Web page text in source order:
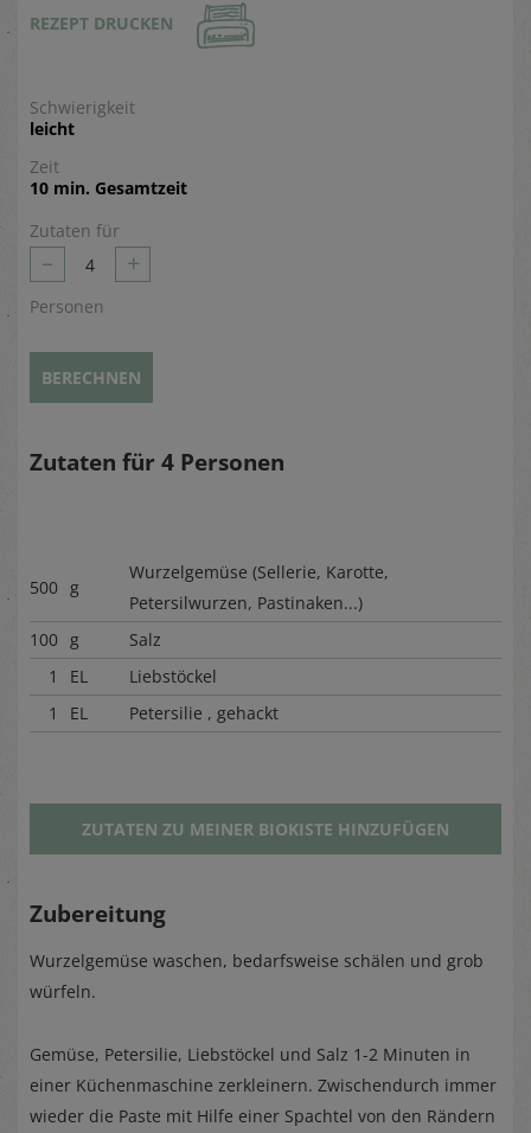
REZEPT DRUCKEN
Schwierigkeit
leicht
Zeit
10 min. Gesamtzeit
Zutaten für
– 4 +
Personen
BERECHNEN
Zutaten für 4 Personen
500 g
Wurzelgemüse (Sellerie, Karotte,
Petersilwurzen, Pastinaken...)
100 g
Salz
1
EL
Liebstöckel
1
EL Petersilie , gehackt
ZUTATEN ZU MEINER BIOKISTE HINZUFÜGEN
Zubereitung
Wurzelgemüse waschen, bedarfsweise schälen und grob
würfeln.
Gemüse, Petersilie, Liebstöckel und Salz 1-2 Minuten in
einer Küchenmaschine zerkleinern. Zwischendurch immer
wieder die Paste mit Hilfe einer Spachtel von den Rändern